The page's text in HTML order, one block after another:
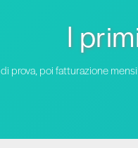
I
prova, poi fatturazione